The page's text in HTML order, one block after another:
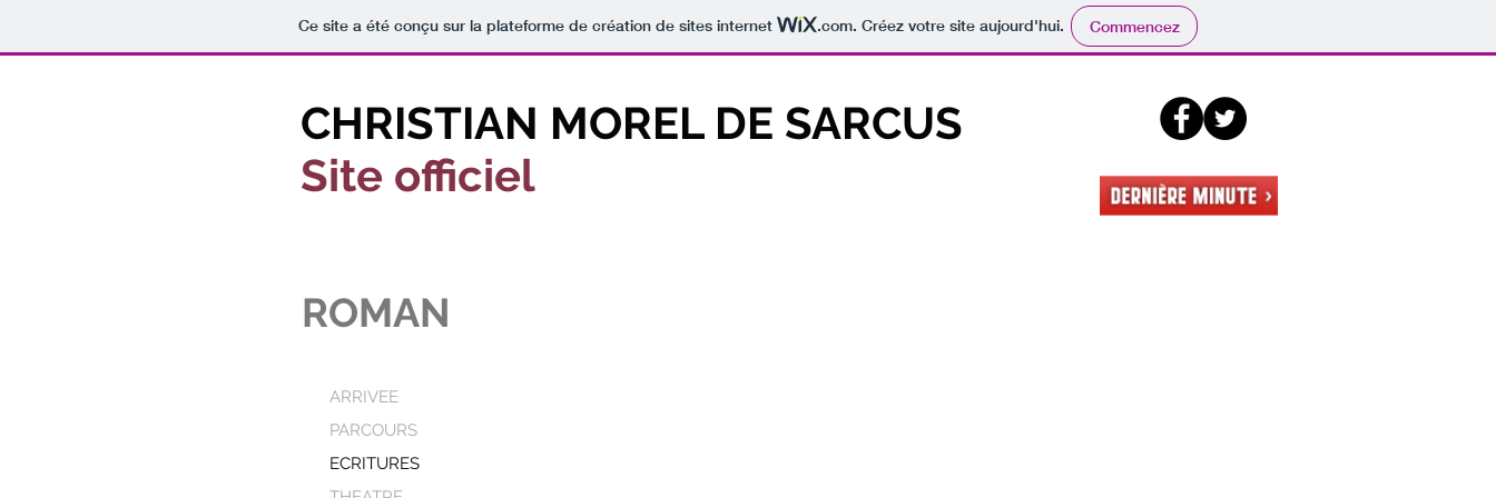
Ce site a été conçu sur la plateforme de création de sites internet .com. Créez votre site aujourd'hui. Commencez
CHRISTIAN MOREL DE SARCUS
Site officiel
ROMAN
ARRIVEE
PARCOURS
ECRITURES